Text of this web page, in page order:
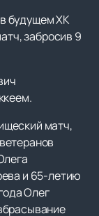
будущем ХК
забросив 9
матч,
и 65-летию
Олег